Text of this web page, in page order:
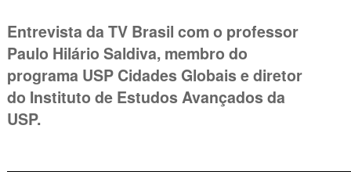
Entrevista da TV Brasil com o professor
Paulo Hilário Saldiva, membro do
programa USP Cidades Globais e diretor
do Instituto de Estudos Avançados da
USP.